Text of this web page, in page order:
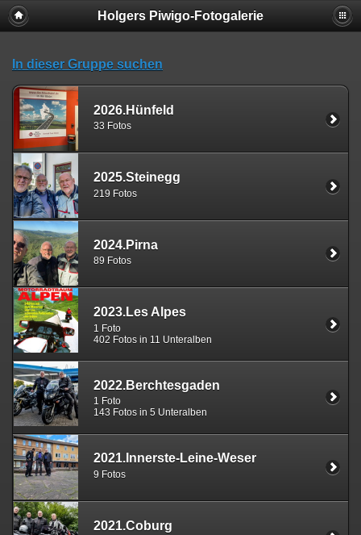
Holgers Piwigo-Fotogalerie
In dieser Gruppe suchen
2026.Hünfeld
33 Fotos
2025.Steinegg
219 Fotos
2024.Pirna
89 Fotos
2023.Les Alpes
1 Foto
402 Fotos in 11 Unteralben
2022.Berchtesgaden
1 Foto
143 Fotos in 5 Unteralben
2021.Innerste-Leine-Weser
9 Fotos
2021.Coburg